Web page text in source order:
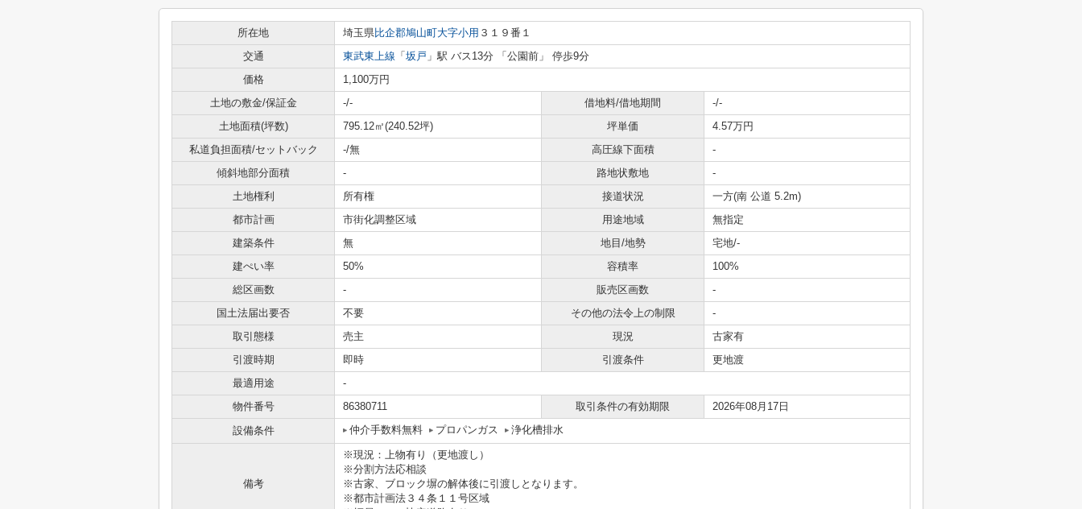
所在地 埼玉県比企郡鳩山町大字小用 ３１９番１
交通
東武東上線 「 坂戸 」駅 バス13分 「公園前」 停歩9分
価格
1,100万円
土地の敷金/保証金
-/- 借地料/借地期間
-/-
土地面積(坪数)
795.12㎡(240.52坪) 坪単価
4.57万円
私道負担面積/セットバック
-/無 高圧線下面積
-
傾斜地部分面積
- 路地状敷地
-
土地権利
所有権 接道状況
一方(南 公道 5.2m)
都市計画
市街化調整区域 用途地域
無指定
建築条件
無 地目/地勢
宅地/-
建ぺい率
50% 容積率
100%
総区画数
- 販売区画数
-
国土法届出要否
不要 その他の法令上の制限
-
取引態様
売主 現況
古家有
引渡時期
即時 引渡条件
更地渡
最適用途
-
物件番号
86380711 取引条件の有効期限
2026年08月17日
設備条件
仲介手数料無料 プロパンガス 浄化槽排水
備考
※現況：上物有り（更地渡し）
※分割方法応相談
※古家、ブロック塀の解体後に引渡しとなります。
※都市計画法３４条１１号区域